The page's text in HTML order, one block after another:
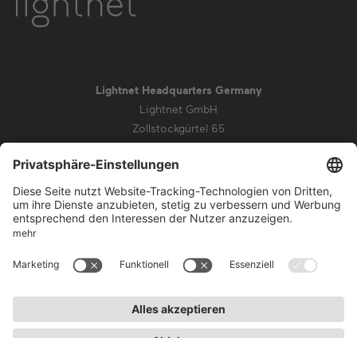
Lightnet Headquarters Germany
Lightnet GmbH
Zollstockgürtel 65
50969 Köln
Datenschutz
Garantiebedingungen
Barrierefreiheit